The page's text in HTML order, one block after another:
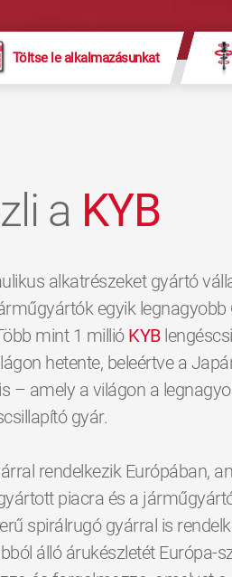
Töltse le alkalmazásunkat
a KYB
alkatrészeket gyártó
egyik legnagyobb
mint 1 millió KYB
hetente, beleértve a
– amely a világon a
gyár.
rendelkezik Európában,
piacra és a
spirálrugó gyárral is
álló árukészletét Európa-